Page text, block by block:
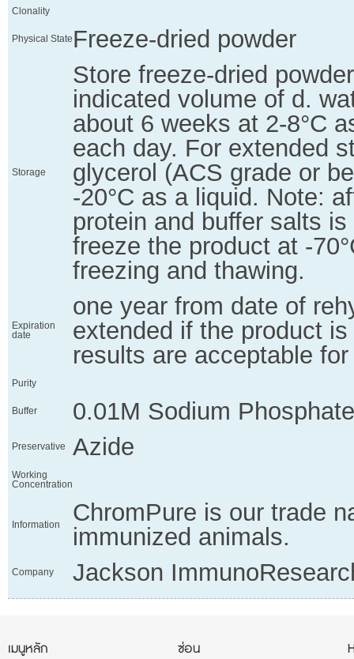
Clonality
Physical State Freeze-dried powder
Storage
Store freeze-dried
indicated volume of d.
about 6 weeks at 2-8°C
each day. For extended
glycerol (ACS grade or
-20°C as a liquid. Note:
protein and buffer salts
freeze the product at -
freezing and thawing.
Expiration
date
one year from date of
extended if the product
results are acceptable
Purity
Buffer 0.01M Sodium
Preservative Azide
Working
Concentration
Information
ChromPure is our trade
immunized animals.
Company Jackson
เมนูหลัก ซ่อน